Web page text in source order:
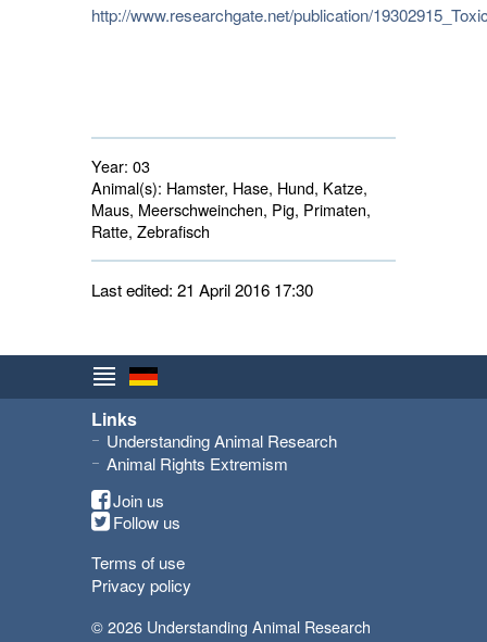
http://www.researchgate.net/publication/
Year: 03
Animal(s): Hamster, Hase, Hund, Katze,
Maus, Meerschweinchen, Pig, Primaten,
Ratte, Zebrafisch
Last edited: 21 April 2016 17:30
Links
Understanding Animal Research
Animal Rights Extremism
Join us
Follow us
Terms of use
Privacy policy
© 2026 Understanding Animal Research